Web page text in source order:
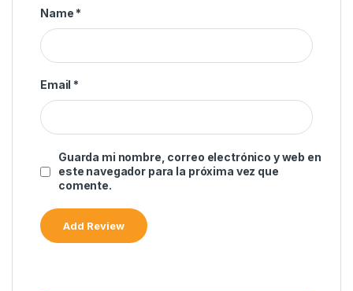
Name *
Email *
Guarda mi nombre, correo electrónico y web en
este navegador para la próxima vez que
comente.